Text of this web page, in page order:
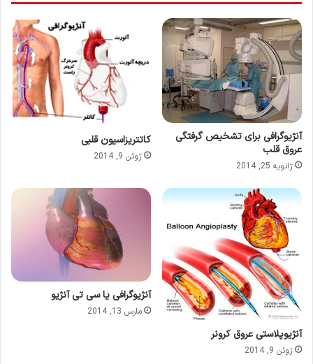
آنژیوگرافی برای تشخیص گرفتگی
عروق قلب
ژانویه 25, 2014
کاتتریزاسیون قلبی
ژوئن 9, 2014
آنژیوپلاستی عروق کرونر
ژوئن 9, 2014
آنژیوگرافی یا سی تی آنژیو
مارس 13, 2014